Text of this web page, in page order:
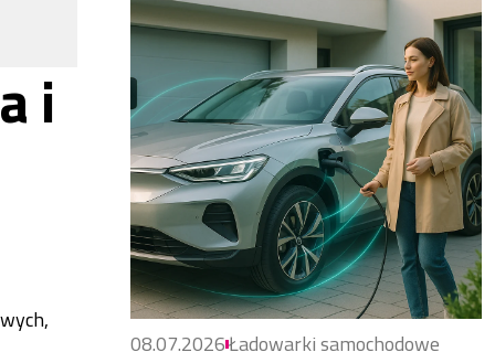
i
08.07.2026Ładowarki samochodowe